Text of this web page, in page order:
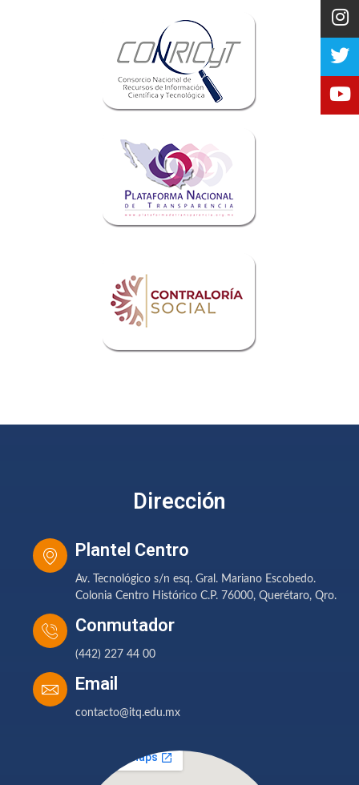
Dirección
Plantel Centro
Av. Tecnológico s/n esq. Gral. Mariano Escobedo.
Colonia Centro Histórico C.P. 76000, Querétaro, Qro.
Conmutador
(442) 227 44 00
Email
contacto@itq.edu.mx